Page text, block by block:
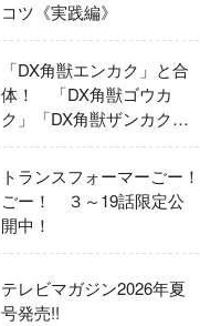
コツ《実践編》
「DX角獣エンカク」と合
体！ 「DX角獣ゴウカ
ク」「DX角獣ザンカク」
をレビュー！
トランスフォーマーごー！
ごー！ ３～19話限定公
開中！
テレビマガジン2026年夏
号発売!!